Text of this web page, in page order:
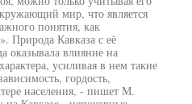
мир, что является
понятия, как
Природа Кавказа с её
оказывала влияние на
усиливая в нем такие
гордость,
населения, - пишет М.